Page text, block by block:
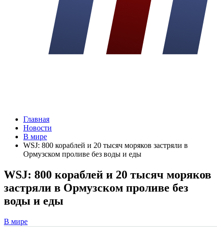
Главная
Новости
В мире
WSJ: 800 кораблей и 20 тысяч моряков застряли в
Ормузском проливе без воды и еды
WSJ: 800 кораблей и 20 тысяч моряков
застряли в Ормузском проливе без
воды и еды
В мире